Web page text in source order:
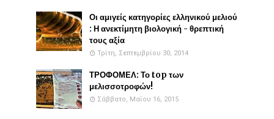
Οι αμιγείς κατηγορίες ελληνικού μελιού
: Η ανεκτίμητη βιολογική - θρεπτική
τους αξία
Τρίτη, Σεπτεμβρίου 30, 2014
ΤΡΟΦΟΜΕΛ: Το top των
μελισσοτροφών!
Σάββατο, Μαΐου 16, 2015